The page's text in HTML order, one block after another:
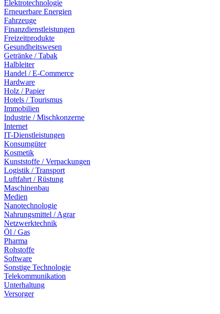
Elektrotechnologie
Erneuerbare Energien
Fahrzeuge
Finanzdienstleistungen
Freizeitprodukte
Gesundheitswesen
Getränke / Tabak
Halbleiter
Handel / E-Commerce
Hardware
Holz / Papier
Hotels / Tourismus
Immobilien
Industrie / Mischkonzerne
Internet
IT-Dienstleistungen
Konsumgüter
Kosmetik
Kunststoffe / Verpackungen
Logistik / Transport
Luftfahrt / Rüstung
Maschinenbau
Medien
Nanotechnologie
Nahrungsmittel / Agrar
Netzwerktechnik
Öl / Gas
Pharma
Rohstoffe
Software
Sonstige Technologie
Telekommunikation
Unterhaltung
Versorger